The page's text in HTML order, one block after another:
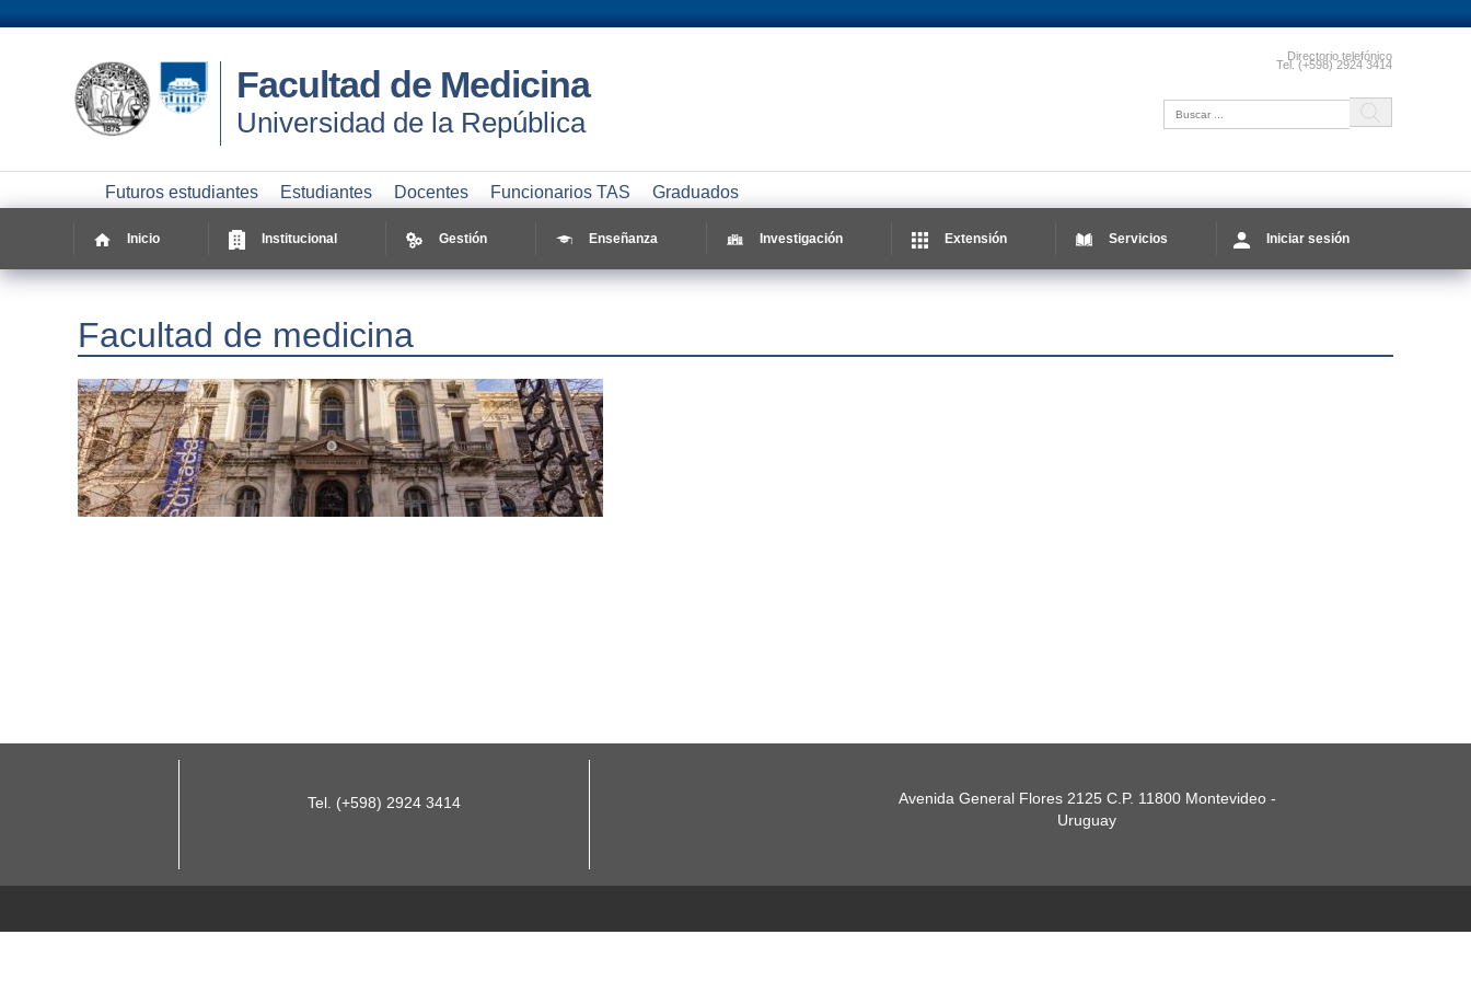
Directorio telefónico
Tel. (+598) 2924 3414
Facultad de Medicina
Universidad de la República
Futuros estudiantes Estudiantes Docentes Funcionarios TAS Graduados
Inicio Institucional Gestión Enseñanza Investigación Extensión Servicios Iniciar sesión
Facultad de medicina
Avenida General Flores 2125 C.P. 11800 Montevideo -
Uruguay
Tel. (+598) 2924 3414